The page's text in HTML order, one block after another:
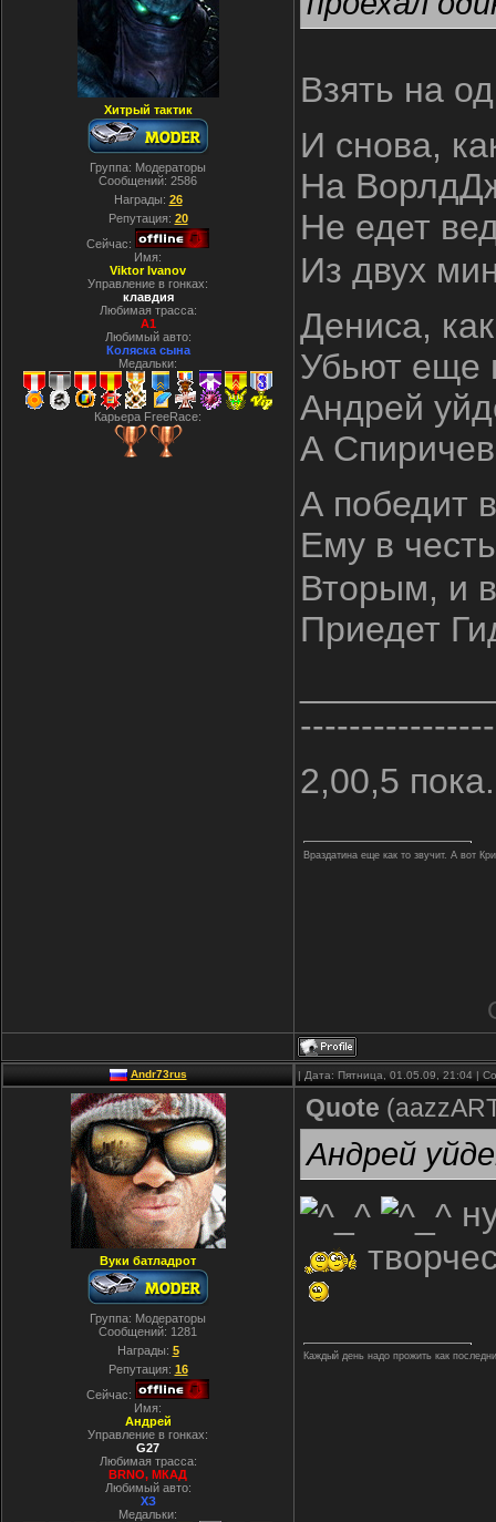
Хитрый тактик
Группа: Модераторы
Сообщений: 2586
Награды: 26
Репутация: 20
Сейчас:
Имя:
Viktor Ivanov
Управление в гонках:
клавдия
Любимая трасса:
A1
Любимый авто:
Коляска сына
Медальки:
Карьера FreeRace:
Взять на
И снова,
На
Не едет
Из двух
Дениса,
Убьют еще
Андрей
А
А победит
Ему в
Вторым, и
Приедет
2,00,5
Враздатина еще как то звучит. А вот
Andr73rus | Дата: Пятница, 01.05.09, 21:04 |
Вуки батладрот
Группа: Модераторы
Сообщений: 1281
Награды: 5
Репутация: 16
Сейчас:
Имя:
Андрей
Управление в гонках:
G27
Любимая трасса:
BRNO, МКАД
Любимый авто:
ХЗ
Медальки:
Quote (
Андрей
Каждый день надо прожить как